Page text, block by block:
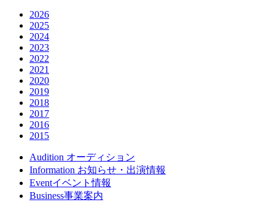
2026
2025
2024
2023
2022
2021
2020
2019
2018
2017
2016
2015
Audition オーディション
Information お知らせ・出演情報
Eventイベント情報
Business事業案内